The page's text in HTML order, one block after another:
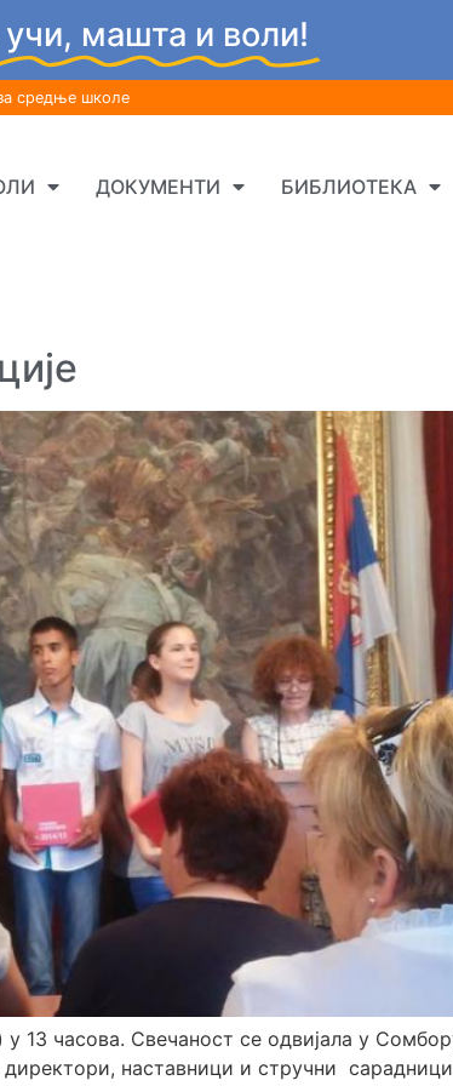
учи, машта и воли!
средње школе
ДОКУМЕНТИ БИБЛИОТЕКА
13 часова. Свечаност се одвијала у
наставници и стручни